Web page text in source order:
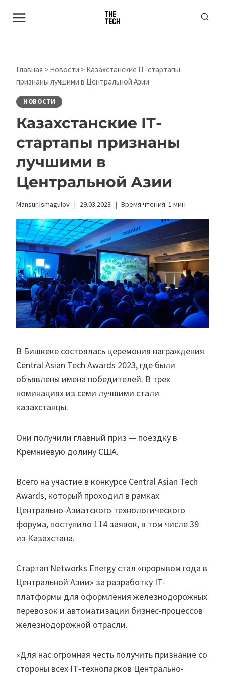
Главная > Новости > Казахстанские ІТ-стартапы
признаны лучшими в Центральной Азии
НОВОСТИ
Казахстанские ІТ-
стартапы признаны
лучшими в
Центральной Азии
Mansur Ismagulov 29.03.2023 Время чтения: 1 мин
В Бишкеке состоялась церемония награждения
Central Asian Tech Awards 2023, где были
объявлены имена победителей. В трех
номинациях из семи лучшими стали
казахстанцы.
Они получили главный приз — поездку в
Кремниевую долину США.
Всего на участие в конкурсе Central Asian Tech
Awards, который проходил в рамках
Центрально-Азиатского технологического
форума, поступило 114 заявок, в том числе 39
из Казахстана.
Стартап Networks Energy стал «прорывом года в
Центральной Азии» за разработку IT-
платформы для оформления железнодорожных
перевозок и автоматизации бизнес-процессов
железнодорожной отрасли.
«Для нас огромная честь получить признание со
стороны всех ІТ-технопарков Центрально-